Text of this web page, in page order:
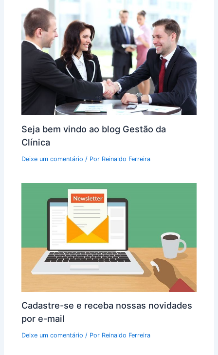
Seja bem vindo ao blog Gestão da
Clínica
Deixe um comentário / Por Reinaldo Ferreira
Cadastre-se e receba nossas novidades
por e-mail
Deixe um comentário / Por Reinaldo Ferreira